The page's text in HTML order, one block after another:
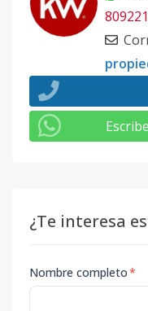
¿Te interesa
Nombre completo*